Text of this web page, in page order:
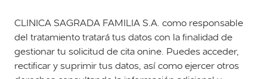
CLINICA SAGRADA FAMILIA S.A. como responsable
del tratamiento tratará tus datos con la finalidad de
gestionar tu solicitud de cita onine. Puedes acceder,
rectificar y suprimir tus datos, así como ejercer otros